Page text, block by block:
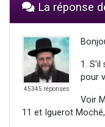
La réponse
45345 réponses
1. S'il
pour
Voir
11 et Iguerot